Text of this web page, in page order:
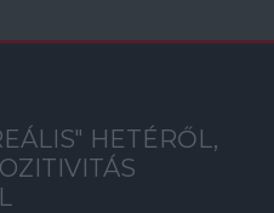
HETÉRŐL,